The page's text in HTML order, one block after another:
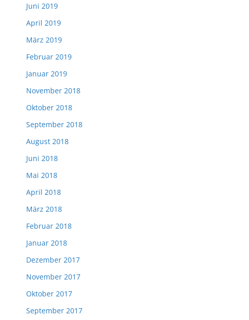
Juni 2019
April 2019
März 2019
Februar 2019
Januar 2019
November 2018
Oktober 2018
September 2018
August 2018
Juni 2018
Mai 2018
April 2018
März 2018
Februar 2018
Januar 2018
Dezember 2017
November 2017
Oktober 2017
September 2017